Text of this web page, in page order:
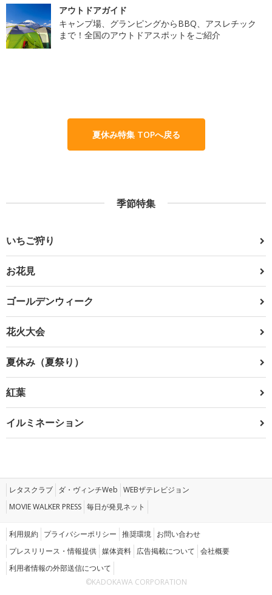
アウトドアガイド
キャンプ場、グランピングからBBQ、アスレチック
まで！全国のアウトドアスポットをご紹介
夏休み特集 TOPへ戻る
季節特集
いちご狩り
お花見
ゴールデンウィーク
花火大会
夏休み（夏祭り）
紅葉
イルミネーション
レタスクラブ ダ・ヴィンチWeb WEBザテレビジョン
MOVIE WALKER PRESS 毎日が発見ネット
利用規約 プライバシーポリシー 推奨環境 お問い合わせ
プレスリリース・情報提供 媒体資料 広告掲載について 会社概要
利用者情報の外部送信について
©KADOKAWA CORPORATION